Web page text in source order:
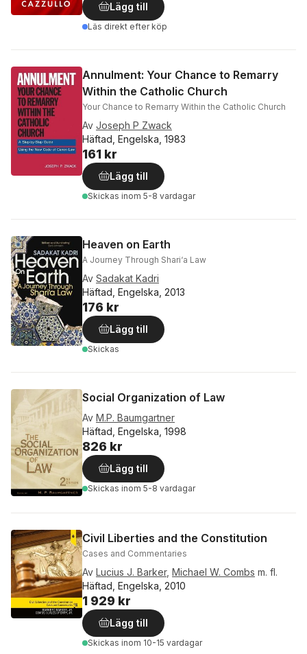
Lägg till
Läs direkt efter köp
Annulment: Your Chance to Remarry
Within the Catholic Church
Your Chance to Remarry Within the Catholic Church
Av Joseph P Zwack
Häftad, Engelska, 1983
161 kr
Lägg till
Skickas inom 5-8 vardagar
Heaven on Earth
A Journey Through Shari‘a Law
Av Sadakat Kadri
Häftad, Engelska, 2013
176 kr
Lägg till
Skickas
Social Organization of Law
Av M.P. Baumgartner
Häftad, Engelska, 1998
826 kr
Lägg till
Skickas inom 5-8 vardagar
Civil Liberties and the Constitution
Cases and Commentaries
Av Lucius J. Barker, Michael W. Combs m. fl.
Häftad, Engelska, 2010
1 929 kr
Lägg till
Skickas inom 10-15 vardagar